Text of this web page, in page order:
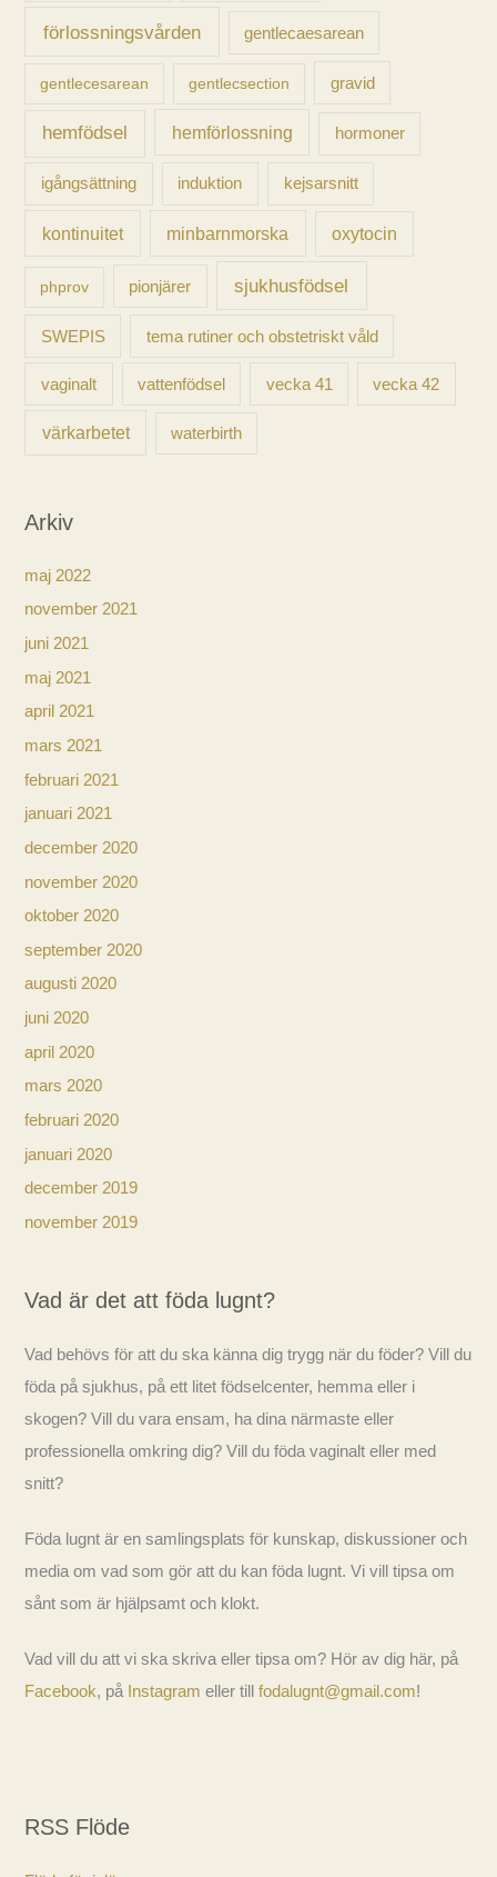
förlossningsvården gentlecaesarean
gentlecesarean gentlecsection gravid
hemfödsel hemförlossning hormoner
igångsättning induktion kejsarsnitt
kontinuitet minbarnmorska oxytocin
phprov pionjärer sjukhusfödsel
SWEPIS tema rutiner och obstetriskt våld
vaginalt vattenfödsel vecka 41 vecka 42
värkarbetet waterbirth
Arkiv
maj 2022
november 2021
juni 2021
maj 2021
april 2021
mars 2021
februari 2021
januari 2021
december 2020
november 2020
oktober 2020
september 2020
augusti 2020
juni 2020
april 2020
mars 2020
februari 2020
januari 2020
december 2019
november 2019
Vad är det att föda lugnt?
Vad behövs för att du ska känna dig trygg när du föder? Vill du
föda på sjukhus, på ett litet födselcenter, hemma eller i
skogen? Vill du vara ensam, ha dina närmaste eller
professionella omkring dig? Vill du föda vaginalt eller med
snitt?
Föda lugnt är en samlingsplats för kunskap, diskussioner och
media om vad som gör att du kan föda lugnt. Vi vill tipsa om
sånt som är hjälpsamt och klokt.
Vad vill du att vi ska skriva eller tipsa om? Hör av dig här, på
Facebook, på Instagrameller tillfodalugnt@gmail.com!
RSS Flöde